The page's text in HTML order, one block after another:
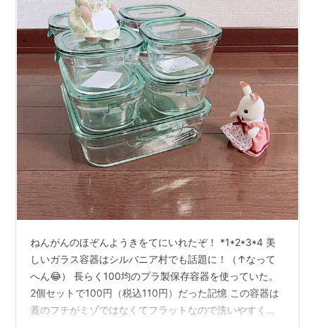
ねんがんのほぞんようきをてにいれたぞ！ *1*2*3*4 美
しいガラス容器はシルバニア村でも話題に！（↑なって
へん😂） 長らく100均のプラ製保存容器を使っていた。
2個セットで100円（税込110円）だった記憶 この容器は
蓋のフチがミゾではなくてフラットなので洗いやすく乾